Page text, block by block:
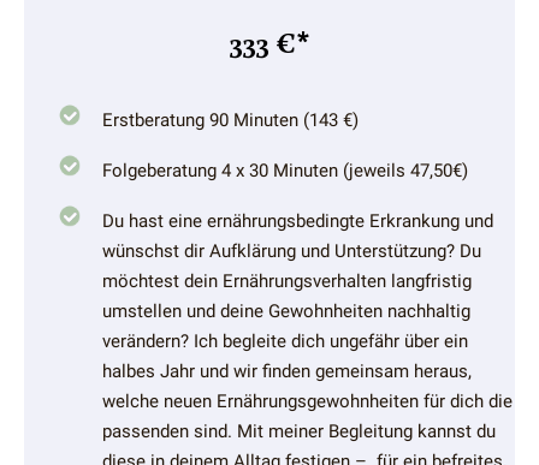
333 €*
Erstberatung 90 Minuten (143 €)
Folgeberatung 4 x 30 Minuten (jeweils 47,50€)
Du hast eine ernährungsbedingte Erkrankung und
wünschst dir Aufklärung und Unterstützung? Du
möchtest dein Ernährungsverhalten langfristig
umstellen und deine Gewohnheiten nachhaltig
verändern? Ich begleite dich ungefähr über ein
halbes Jahr und wir finden gemeinsam heraus,
welche neuen Ernährungsgewohnheiten für dich die
passenden sind. Mit meiner Begleitung kannst du